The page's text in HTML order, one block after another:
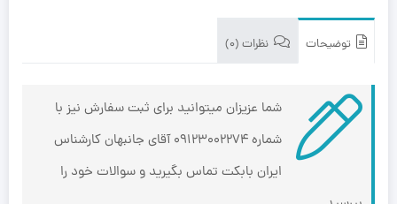
توضیحات نظرات (0)
شما عزیزان میتوانید برای ثبت سفارش نیز با
شماره 09123002274 آقای جانبهان کارشناس
ایران بابکت تماس بگیرید و سوالات خود را